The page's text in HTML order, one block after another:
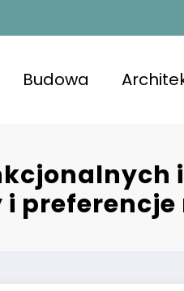
powierzchniami,
Budowa
preferencje